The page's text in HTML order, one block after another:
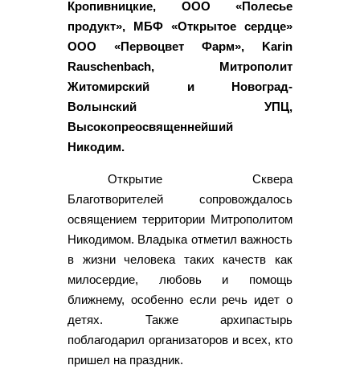
Кропивницкие, ООО «Полесье
продукт», МБФ «Открытое сердце»
ООО «Первоцвет Фарм», Karin
Rauschenbach, Митрополит
Житомирский и Новоград-
Волынский УПЦ,
Высокопреосвященнейший
Никодим.
Открытие Сквера
Благотворителей сопровождалось
освящением территории Митрополитом
Никодимом. Владыка отметил важность
в жизни человека таких качеств как
милосердие, любовь и помощь
ближнему, особенно если речь идет о
детях. Также архипастырь
поблагодарил организаторов и всех, кто
пришел на праздник.